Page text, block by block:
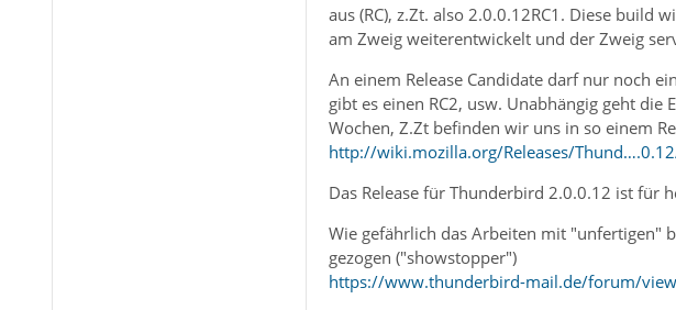
aus (RC), z.Zt. also 2.0.0.12RC1. Diese
am Zweig weiterentwickelt und der Zweig
An einem Release Candidate darf nur noch
gibt es einen RC2, usw. Unabhängig geht
Wochen, Z.Zt befinden wir uns in so einem
http://wiki.mozilla.org/Releases/
Das Release für Thunderbird 2.0.0.12 ist für
Wie gefährlich das Arbeiten mit "unfertigen"
gezogen ("showstopper")
https://www.thunderbird-mail.de/forum/